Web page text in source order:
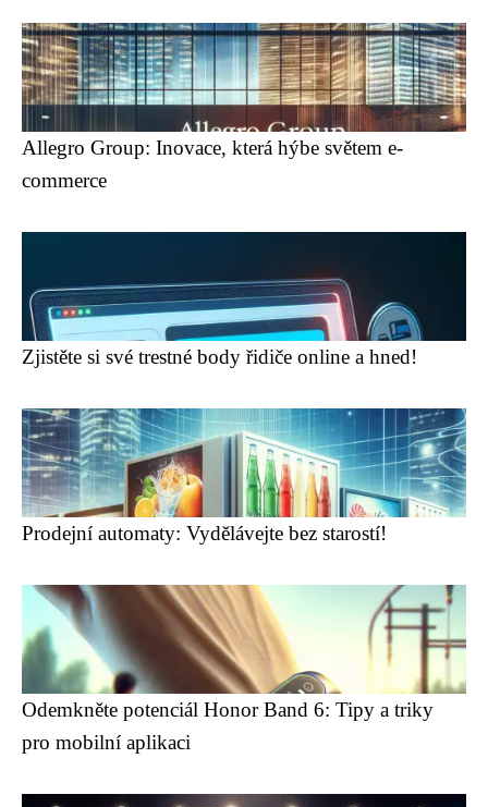
Allegro Group: Inovace, která hýbe světem e-
commerce
Zjistěte si své trestné body řidiče online a hned!
Prodejní automaty: Vydělávejte bez starostí!
Odemkněte potenciál Honor Band 6: Tipy a triky
pro mobilní aplikaci